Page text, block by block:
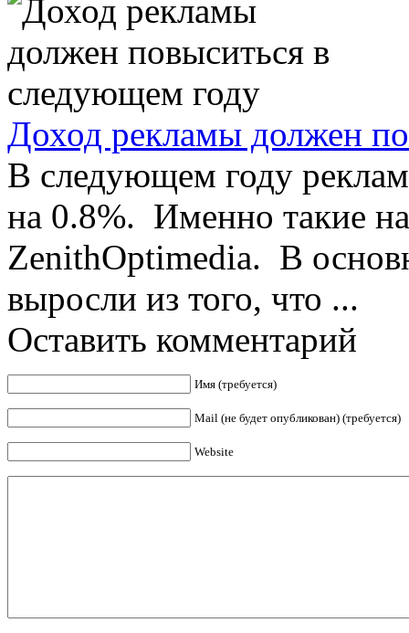
Доход рекламы должен
В следующем году
на 0.8%. Именно такие
ZenithOptimedia. В
выросли из того, что ...
Оставить комментарий
Имя (требуется)
Mail (не будет опубликован) (требуется)
Website